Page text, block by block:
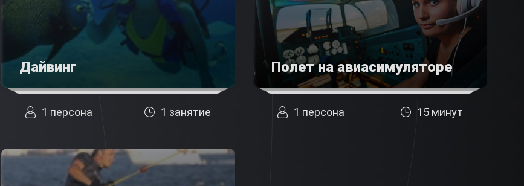
Дайвинг
1 персона 1 занятие
Полет на авиасимуляторе
1 персона 15 минут